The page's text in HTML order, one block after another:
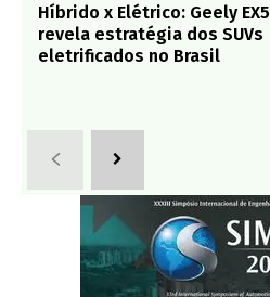
Híbrido x Elétrico: Geely EX5
revela estratégia dos SUVs
eletrificados no Brasil